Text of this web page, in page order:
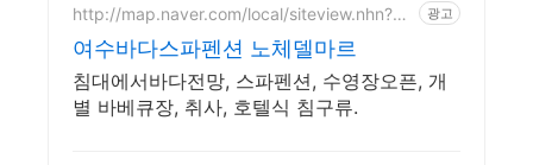
http://map.naver.com/local/siteview.nhn?co
광고
여수바다스파펜션 노체델마르
침대에서바다전망, 스파펜션, 수영장오픈, 개
별 바베큐장, 취사, 호텔식 침구류.